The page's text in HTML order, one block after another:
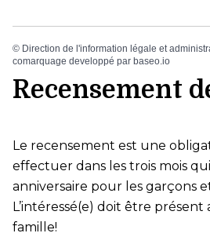
© Direction de l'information légale et
comarquage developpé par baseo.io
Recensement
Le recensement est une
effectuer dans les trois mois
anniversaire pour les garçons
L’intéressé(e) doit être présent
famille!